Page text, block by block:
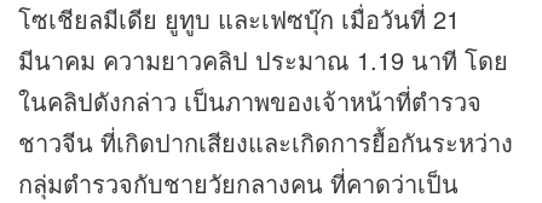
โซเชียลมีเดีย ยูทูบ และเฟซบุ๊ก เมื่อวันที่ 21
มีนาคม ความยาวคลิป ประมาณ 1.19 นาที โดย
ในคลิปดังกล่าว เป็นภาพของเจ้าหน้าที่ตำรวจ
ชาวจีน ที่เกิดปากเสียงและเกิดการยื้อกันระหว่าง
กลุ่มตำรวจกับชายวัยกลางคน ที่คาดว่าเป็น